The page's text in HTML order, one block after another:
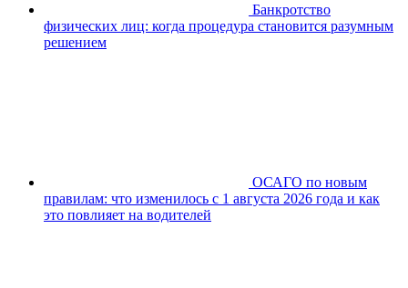
Банкротство
физических лиц: когда процедура становится разумным
решением
ОСАГО по новым
правилам: что изменилось с 1 августа 2026 года и как
это повлияет на водителей